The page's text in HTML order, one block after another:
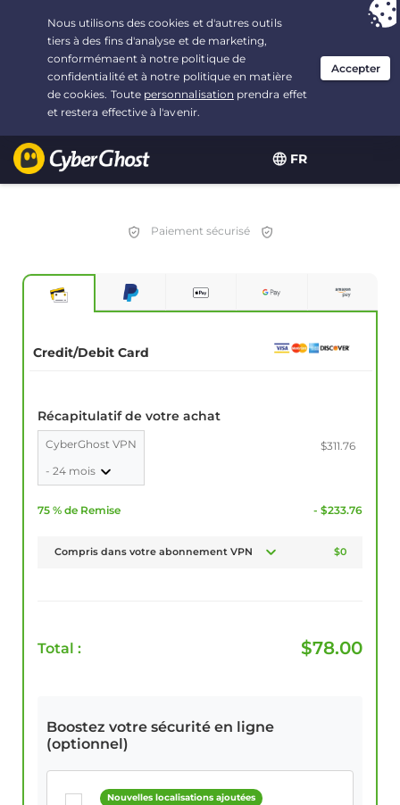
FR
Vous avez opté pour :L'offre la plus avantageuse
3.3333333333333 ans à $2.23/mois
Paiement sécurisé
Credit/Debit Card
Récapitulatif de votre achat
CyberGhost VPN
- 24 mois
$311.76
75 % de Remise - $233.76
Compris dans votre abonnement VPN $0
Total : $78.00
Boostez votre sécurité en ligne
(optionnel)
Nouvelles localisations ajoutées